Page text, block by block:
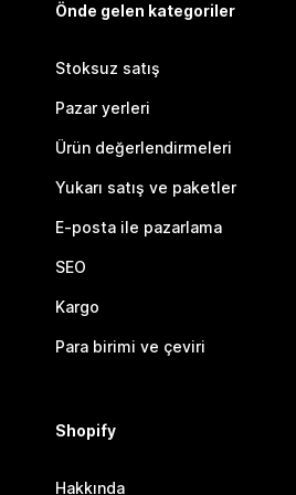
Önde gelen kategoriler
Stoksuz satış
Pazar yerleri
Ürün değerlendirmeleri
Yukarı satış ve paketler
E-posta ile pazarlama
SEO
Kargo
Para birimi ve çeviri
Shopify
Hakkında